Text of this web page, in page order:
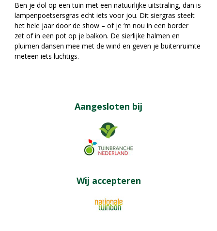
Ben je dol op een tuin met een natuurlijke uitstraling, dan is
lampenpoetsersgras echt iets voor jou. Dit siergras steelt
het hele jaar door de show – of je ‘m nou in een border
zet of in een pot op je balkon. De sierlijke halmen en
pluimen dansen mee met de wind en geven je buitenruimte
meteen iets luchtigs.
Aangesloten bij
Wij accepteren